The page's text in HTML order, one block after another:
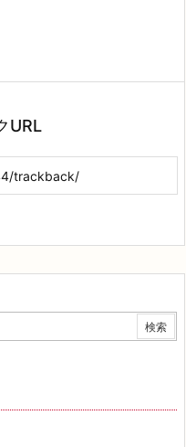
URL